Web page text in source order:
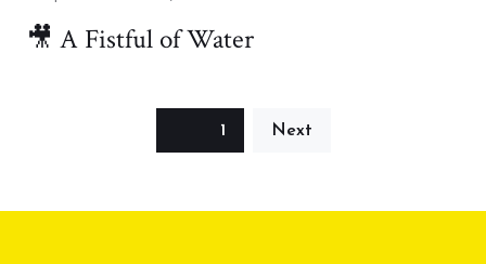
🎥 A Fistful of Water
1 Next